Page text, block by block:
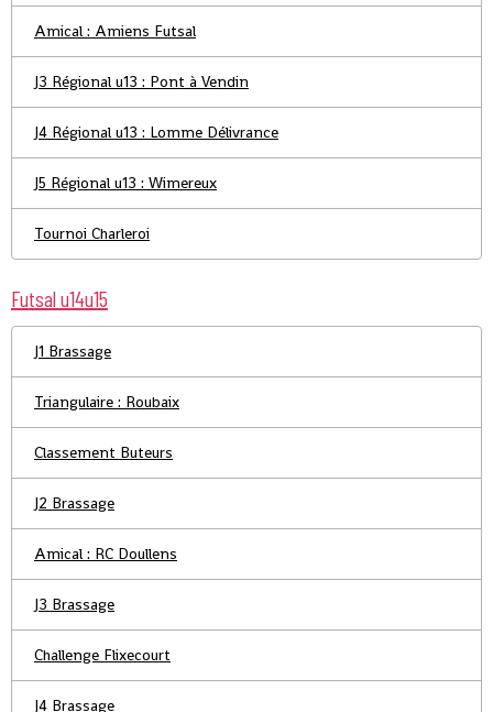
Amical : Amiens Futsal
J3 Régional u13 : Pont à Vendin
J4 Régional u13 : Lomme Délivrance
J5 Régional u13 : Wimereux
Tournoi Charleroi
Futsal u14u15
J1 Brassage
Triangulaire : Roubaix
Classement Buteurs
J2 Brassage
Amical : RC Doullens
J3 Brassage
Challenge Flixecourt
J4 Brassage